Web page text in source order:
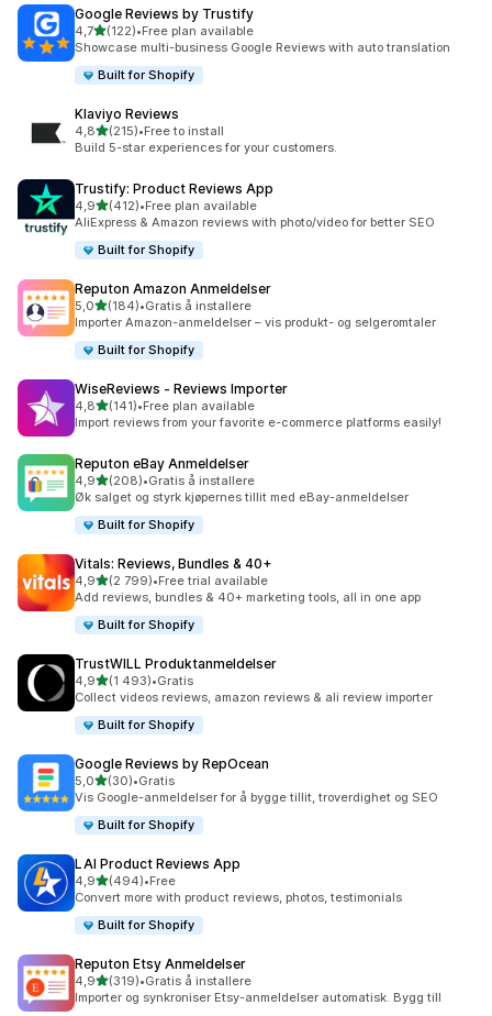
Google Reviews by Trustify
4,7av 5 stjerner
(122)
Totalt 122 omtaler
•Free plan available
Showcase multi-business Google Reviews with auto translation
Built for Shopify
Klaviyo Reviews
4,8av 5 stjerner
(215)
Totalt 215 omtaler
•Free to install
Build 5-star experiences for your customers.
Trustify: Product Reviews App
4,9av 5 stjerner
(412)
Totalt 412 omtaler
•Free plan available
AliExpress & Amazon reviews with photo/video for better SEO
Built for Shopify
Reputon Amazon Anmeldelser
5,0av 5 stjerner
(184)
Totalt 184 omtaler
•Gratis å installere
Importer Amazon-anmeldelser – vis produkt- og selgeromtaler
Built for Shopify
WiseReviews ‑ Reviews Importer
4,8av 5 stjerner
(141)
Totalt 141 omtaler
•Free plan available
Import reviews from your favorite e-commerce platforms easily!
Reputon eBay Anmeldelser
4,9av 5 stjerner
(208)
Totalt 208 omtaler
•Gratis å installere
Øk salget og styrk kjøpernes tillit med eBay-anmeldelser
Built for Shopify
Vitals: Reviews, Bundles & 40+
4,9av 5 stjerner
(2 799)
Totalt 2799 omtaler
•Free trial available
Add reviews, bundles & 40+ marketing tools, all in one app
Built for Shopify
TrustWILL Produktanmeldelser
4,9av 5 stjerner
(1 493)
Totalt 1493 omtaler
•Gratis
Collect videos reviews, amazon reviews & ali review importer
Built for Shopify
Google Reviews by RepOcean
5,0av 5 stjerner
(30)
Totalt 30 omtaler
•Gratis
Vis Google-anmeldelser for å bygge tillit, troverdighet og SEO
Built for Shopify
LAI Product Reviews App
4,9av 5 stjerner
(494)
Totalt 494 omtaler
•Free
Convert more with product reviews, photos, testimonials
Built for Shopify
Reputon Etsy Anmeldelser
4,9av 5 stjerner
(319)
Totalt 319 omtaler
•Gratis å installere
Importer og synkroniser Etsy-anmeldelser automatisk. Bygg till